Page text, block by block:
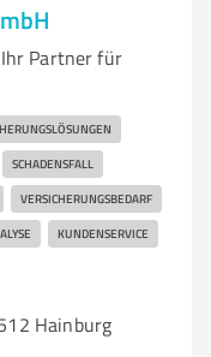
Partner für
SCHADENSFALL
VERSICHERUNGSBEDARF
KUNDENSERVICE
Hainburg